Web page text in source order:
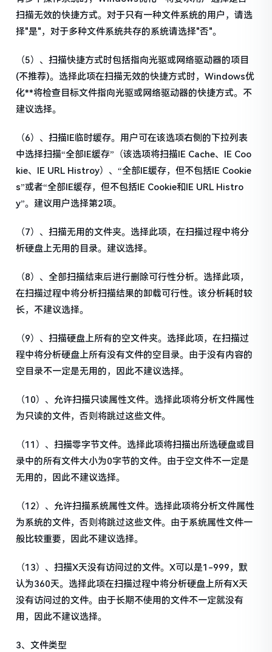
扫描无效的快捷方式。对于只有一种文件系统的用户，请选
择"是"，对于多种文件系统共存的系统请选择"否"。
（5）、扫描快捷方式时包括指向光驱或网络驱动器的项目
(不推荐)。选择此项在扫描无效的快捷方式时，Windows优
化**将检查目标文件指向光驱或网络驱动器的快捷方式。不
建议选择。
（6）、扫描IE临时缓存。用户可在该选项右侧的下拉列表
中选择扫描“全部IE缓存”（该选项将扫描IE Cache、IE Coo
kie、IE URL Histroy）、“全部IE缓存，但不包括IE Cookie
s”或者“全部IE缓存，但不包括IE Cookie和IE URL Histro
y”。建议用户选择第2项。
（7）、扫描无用的文件夹。选择此项，在扫描过程中将分
析硬盘上无用的目录。建议选择。
（8）、全部扫描结束后进行删除可行性分析。选择此项，
在扫描过程中将分析扫描结果的卸载可行性。该分析耗时较
长，不建议选择。
（9）、扫描硬盘上所有的空文件夹。选择此项，在扫描过
程中将分析硬盘上所有没有文件的空目录。由于没有内容的
空目录不一定是无用的，因此不建议选择。
（10）、允许扫描只读属性文件。选择此项将分析文件属性
为只读的文件，否则将跳过这些文件。
（11）、扫描零字节文件。选择此项将扫描出所选硬盘或目
录中的所有文件大小为0字节的文件。由于空文件不一定是
无用的，因此不建议选择。
（12）、允许扫描系统属性文件。选择此项将分析文件属性
为系统的文件，否则将跳过这些文件。由于系统属性文件一
般比较重要，因此不建议选择。
（13）、扫描X天没有访问过的文件。X可以是1-999，默
认为360天。选择此项在扫描过程中将分析硬盘上所有X天
没有访问过的文件。由于长期不使用的文件不一定就没有
用，因此不建议选择。
3、文件类型